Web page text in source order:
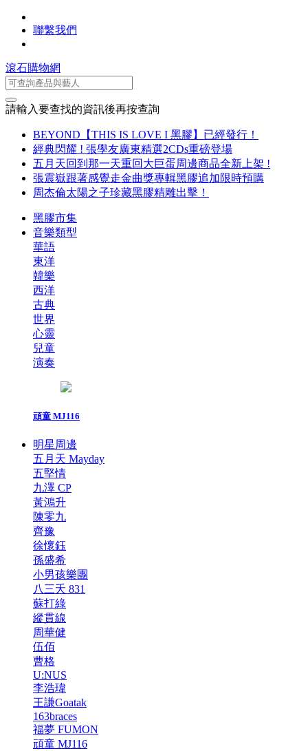
聯繫我們
滾石購物網
請輸入要查找的資訊後再按查詢
BEYOND【THIS IS LOVE I 黑膠】已經發行！
經典閃耀 ! 張學友廣東精選2CDs重磅登場
五月天回到那一天重回大巨蛋周邊商品全新上架 !
張震嶽跟著感覺走金曲獎專輯黑膠追加限時預購
周杰倫太陽之子珍藏黑膠精雕出擊！
黑膠市集
音樂類型
華語
東洋
韓樂
西洋
古典
世界
心靈
兒童
演奏
頑童 MJ116
明星周邊
五月天 Mayday
五堅情
九澤 CP
黃鴻升
陳零九
齊豫
徐懷鈺
孫盛希
小男孩樂團
八三夭 831
蘇打綠
縱貫線
周華健
伍佰
曹格
U:NUS
李浩瑋
王謙Goatak
163braces
福夢 FUMON
頑童 MJ116